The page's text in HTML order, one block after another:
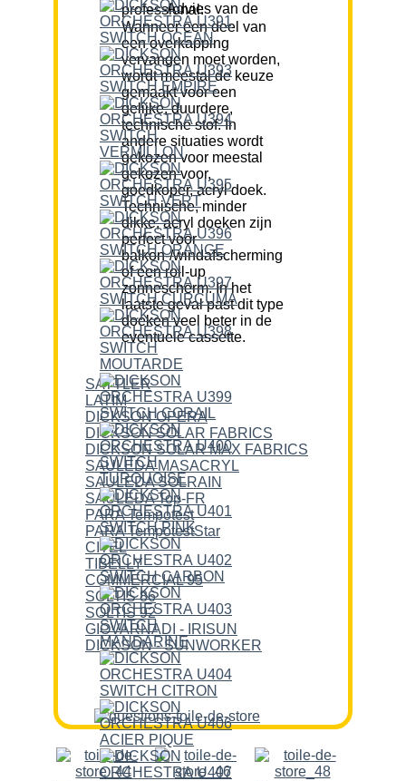
Advies van de professional:
Wanneer een deel van
een overkapping
vervangen moet worden,
wordt meestal de keuze
gemaakt voor een
gelijke, duurdere,
technische stof. In
andere situaties wordt
gekozen voor meestal
gekozen voor,
goedkoper, acryl doek.
Technische, minder
dikke, acryl doeken zijn
perfect voor
balkon-/windafscherming
of een roll-up
zonnescherm. In het
laatste geval past dit type
doeken veel beter in de
eventuele cassette.
SATTLER
LATIM
DICKSON OPERA
DICKSON SOLAR FABRICS
DICKSON SOLAR MAX FABRICS
SAULEDA MASACRYL
SAULEDA SOLRAIN
SAULEDA Top-FR
PARA Tempotest
PARA TempotestStar
CITEL
TIBELLY
COMMERCIAL 95
SOLTIS 86
SOLTIS 92
GIOVARNADI - IRISUN
DICKSON - SUNWORKER